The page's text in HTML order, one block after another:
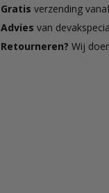
Gratis verzending
Advies van
Retourneren?Wij